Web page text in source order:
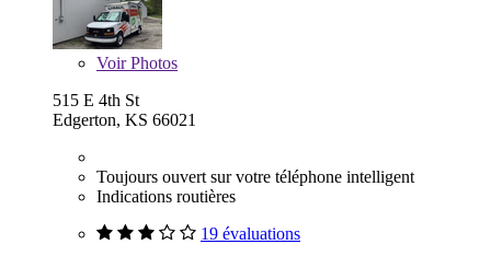
VoirPhotos
515 E 4th St
Edgerton, KS 66021
Toujours ouvert sur votre téléphone intelligent
Indications routières
19 évaluations